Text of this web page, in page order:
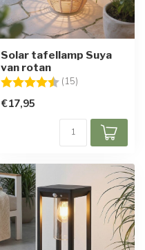
Solar tafellamp Suya
van rotan
Beoordeling: (15)
€17,95